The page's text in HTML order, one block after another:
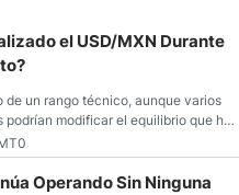
el USD/MXN Durante
de un rango técnico, aunque varios
modificar el equilibrio que ha
Operando Sin Ninguna